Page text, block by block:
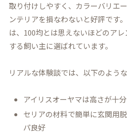
取り付けしやすく、カラーバリエ
ンテリアを損なわないと好評です
は、100均とは思えないほどのア
する飼い主に選ばれています。
リアルな体験談では、以下のよう
アイリスオーヤマは高さが十
セリアの材料で簡単に玄関用
パ良好